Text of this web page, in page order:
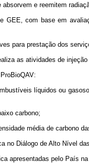
e reemitem
com base em
para prestação dos
as atividades de
líquidos ou
carbono;
média de carbono
no Diálogo de Alto Nível
apresentadas pelo País